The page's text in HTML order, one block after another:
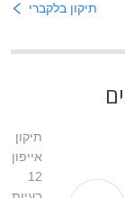
תיקון בלקברי
תיקון
אייפון
12